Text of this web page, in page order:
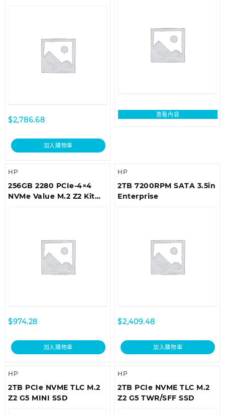
$2,786.68
加入購物車
查看內容
HP
256GB 2280 PCIe-4×4
NVMe Value M.2 Z2 Kit
$974.28
加入購物車
HP
2TB 7200RPM SATA 3.5in
Enterprise
$2,409.48
加入購物車
HP
2TB PCIe NVME TLC M.2
Z2 G5 MINI SSD
HP
2TB PCIe NVME TLC M.2
Z2 G5 TWR/SFF SSD